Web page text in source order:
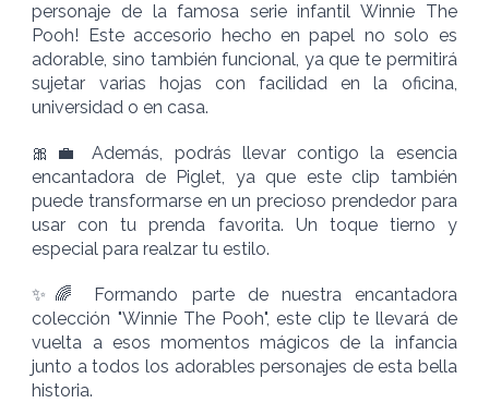
personaje de la famosa serie infantil Winnie The
Pooh! Este accesorio hecho en papel no solo es
adorable, sino también funcional, ya que te permitirá
sujetar varias hojas con facilidad en la oficina,
universidad o en casa.
🎀💼 Además, podrás llevar contigo la esencia
encantadora de Piglet, ya que este clip también
puede transformarse en un precioso prendedor para
usar con tu prenda favorita. Un toque tierno y
especial para realzar tu estilo.
✨🌈 Formando parte de nuestra encantadora
colección "Winnie The Pooh", este clip te llevará de
vuelta a esos momentos mágicos de la infancia
junto a todos los adorables personajes de esta bella
historia.